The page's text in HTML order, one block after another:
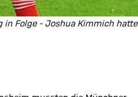
in Folge - Joshua Kimmich hatte